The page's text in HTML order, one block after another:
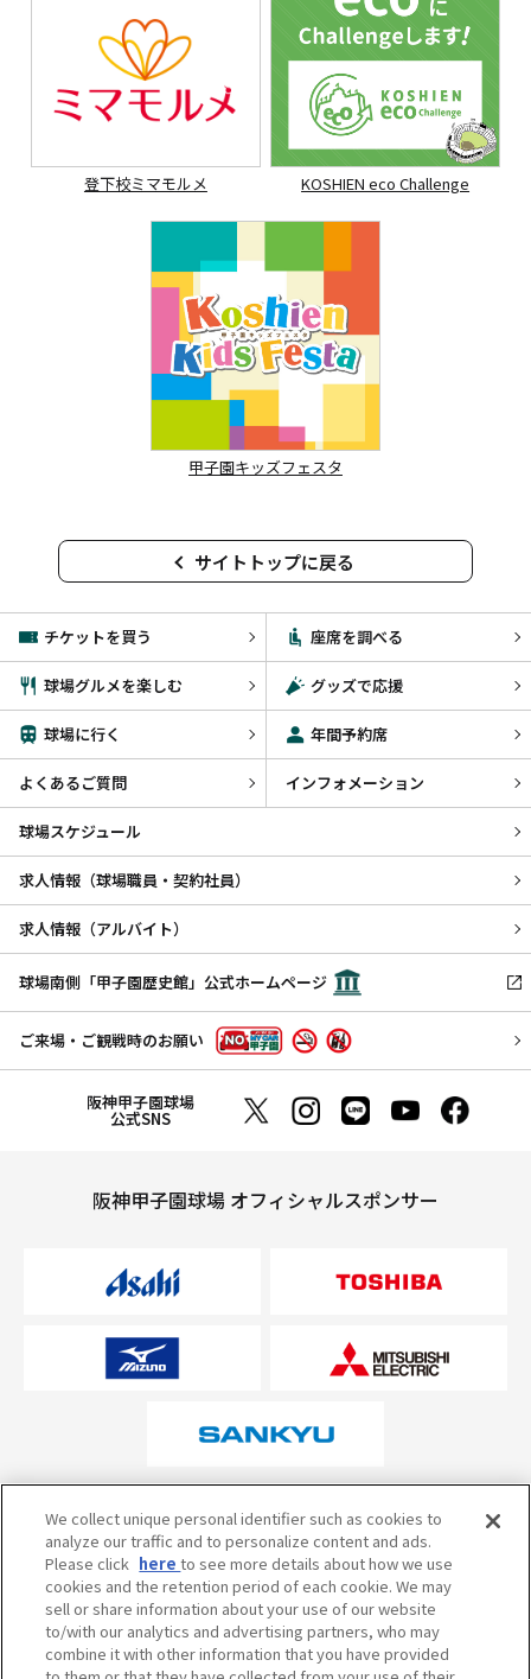
登下校ミマモルメ KOSHIEN eco Challenge
甲子園キッズフェスタ
サイトトップに戻る
チケットを買う 座席を調べる
球場グルメを楽しむ グッズで応援
球場に行く 年間予約席
よくあるご質問 インフォメーション
球場スケジュール
求人情報（球場職員・契約社員）
求人情報（アルバイト）
球場南側「甲子園歴史館」公式ホームページ
ご来場・ご観戦時のお願い
阪神甲子園球場
公式SNS
阪神甲子園球場 オフィシャルスポンサー
オフィシャルスポンサーについて
試合の予定・状況・結果のお問い合わせ
阪神甲子園球場テレフォンサービス
050-5527-2512
We collect unique personal identifier such as cookies to
analyze our traffic and to personalize content and ads.
Please click hereto see more details about how we use
cookies and the retention period of each cookie. We may
sell or share information about your use of our website
to/with our analytics and advertising partners, who may
combine it with other information that you have provided